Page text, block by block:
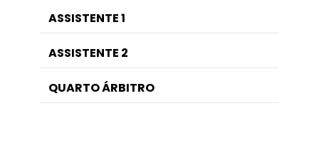
ASSISTENTE 1
ASSISTENTE 2
QUARTO ÁRBITRO